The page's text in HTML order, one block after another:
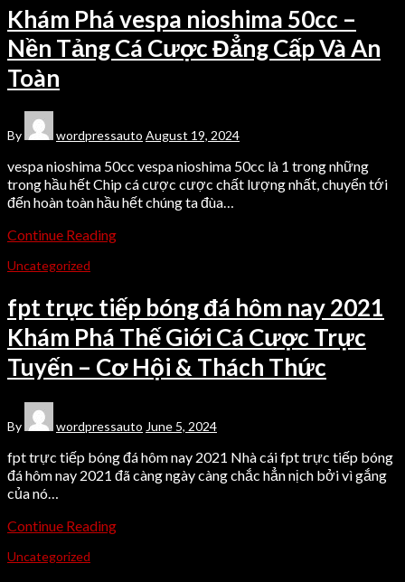
Khám Phá vespa nioshima 50cc –
Nền Tảng Cá Cược Đẳng Cấp Và An
Toàn
By wordpressauto August 19, 2024
vespa nioshima 50cc vespa nioshima 50cc là 1 trong những
trong hầu hết Chip cá cược cược chất lượng nhất, chuyển tới
đến hoàn toàn hầu hết chúng ta đùa…
Continue Reading
Uncategorized
fpt trực tiếp bóng đá hôm nay 2021
Khám Phá Thế Giới Cá Cược Trực
Tuyến – Cơ Hội & Thách Thức
By wordpressauto June 5, 2024
fpt trực tiếp bóng đá hôm nay 2021 Nhà cái fpt trực tiếp bóng
đá hôm nay 2021 đã càng ngày càng chắc hẳn nịch bởi vì gắng
của nó…
Continue Reading
Uncategorized